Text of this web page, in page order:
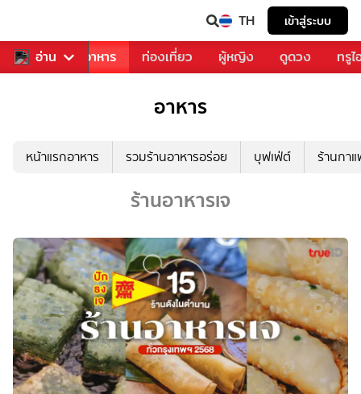
TH เข้าสู่ระบบ
อ่าน
การเพลง อาหาร ท่องเที่ยว ผู้หญิง ดูดวง ทรู
อาหาร
หน้าแรกอาหาร รวมร้านอาหารอร่อย บุฟเฟ่ต์ ร้านกา
ร้านอาหารเจ